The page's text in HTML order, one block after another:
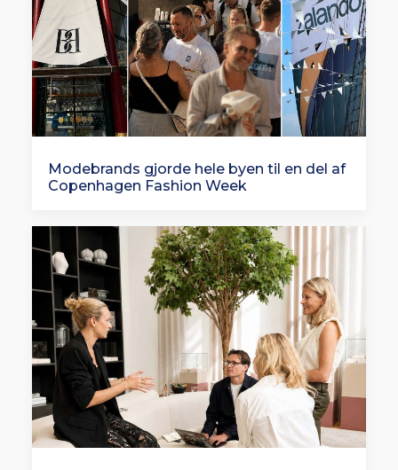
Modebrands gjorde hele byen til en del af
Copenhagen Fashion Week